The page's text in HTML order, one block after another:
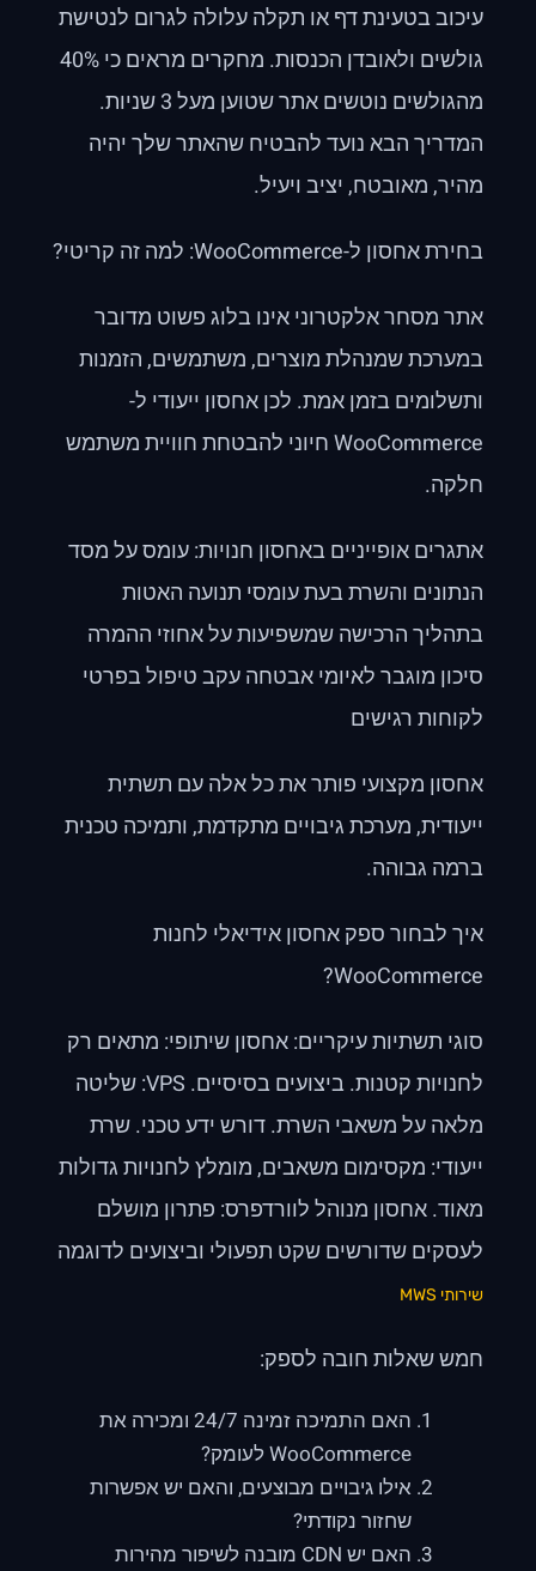
עיכוב בטעינת דף או תקלה עלולה לגרום לנטישת
גולשים ולאובדן הכנסות. מחקרים מראים כי 40%
מהגולשים נוטשים אתר שטוען מעל 3 שניות.
המדריך הבא נועד להבטיח שהאתר שלך יהיה
מהיר, מאובטח, יציב ויעיל.
בחירת אחסון ל-WooCommerce: למה זה קריטי?
אתר מסחר אלקטרוני אינו בלוג פשוט מדובר
במערכת שמנהלת מוצרים, משתמשים, הזמנות
ותשלומים בזמן אמת. לכן אחסון ייעודי ל-
WooCommerce חיוני להבטחת חוויית משתמש
חלקה.
אתגרים אופייניים באחסון חנויות: עומס על מסד
הנתונים והשרת בעת עומסי תנועה האטות
בתהליך הרכישה שמשפיעות על אחוזי ההמרה
סיכון מוגבר לאיומי אבטחה עקב טיפול בפרטי
לקוחות רגישים
אחסון מקצועי פותר את כל אלה עם תשתית
ייעודית, מערכת גיבויים מתקדמת, ותמיכה טכנית
ברמה גבוהה.
איך לבחור ספק אחסון אידיאלי לחנות
WooCommerce?
סוגי תשתיות עיקריים: אחסון שיתופי: מתאים רק
לחנויות קטנות. ביצועים בסיסיים. VPS: שליטה
מלאה על משאבי השרת. דורש ידע טכני. שרת
ייעודי: מקסימום משאבים, מומלץ לחנויות גדולות
מאוד. אחסון מנוהל לוורדפרס: פתרון מושלם
לעסקים שדורשים שקט תפעולי וביצועים לדוגמה
שירותי MWS
חמש שאלות חובה לספק:
האם התמיכה זמינה 24/7 ומכירה את
WooCommerce לעומק?
אילו גיבויים מבוצעים, והאם יש אפשרות
שחזור נקודתי?
האם יש CDN מובנה לשיפור מהירות